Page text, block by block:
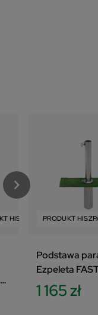
ZESTAW
PRODUKT
Podstawa
Ezpeleta
1 165 zł